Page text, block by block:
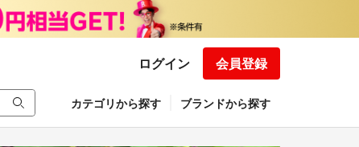
ログイン 会員登録
カテゴリから探す ブランドから探す